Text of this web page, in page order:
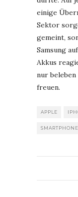
einige
Sektor
gemeint,
Samsung
Akkus
nur
freuen.
APPLE
SMARTPHONE